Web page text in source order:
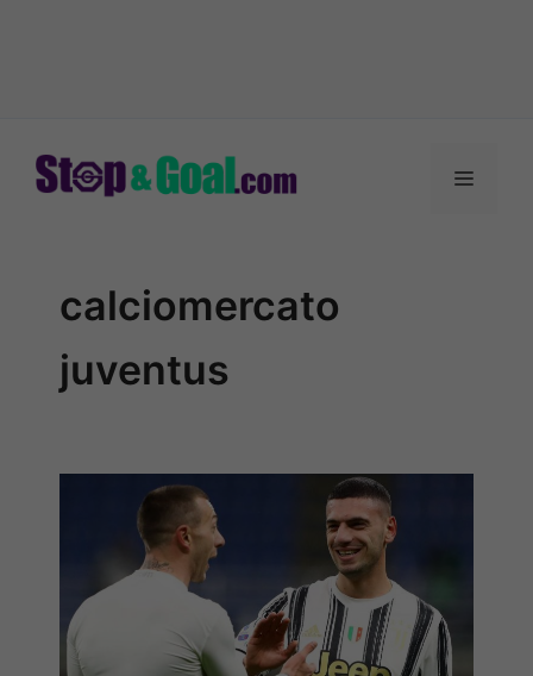
Menu
calciomercato
juventus